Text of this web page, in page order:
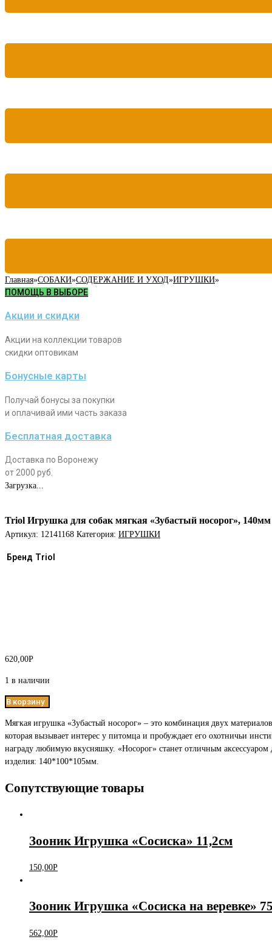
Главная»СОБАКИ»СОДЕРЖАНИЕ И УХОД»ИГРУШКИ»
ПОМОЩЬ В ВЫБОРЕ
Акции и скидки
Акции на коллекции товаров
скидки оптовикам
Бонусные карты
Получай бонусы за покупки
и оплачивай ими часть заказа
Бесплатная доставка
Доставка по Воронежу
от 2000 руб.
Загрузка...
Triol Игрушка для собак мягкая «Зубастый носорог», 140мм
Артикул: 12141168 Категория: ИГРУШКИ
Бренд Triol
620,00Р
1 в наличии
В корзину
Мягкая игрушка «Зубастый носорог» – это комбинация двух
которая вызывает интерес у питомца и пробуждает его охотничьи
награду любимую вкусняшку. «Носорог» станет отличным
изделия: 140*100*105мм.
Сопутствующие товары
Зооник Игрушка «Сосиска» 11,2см
150,00Р
Зооник Игрушка «Сосиска на веревке»
562,00Р